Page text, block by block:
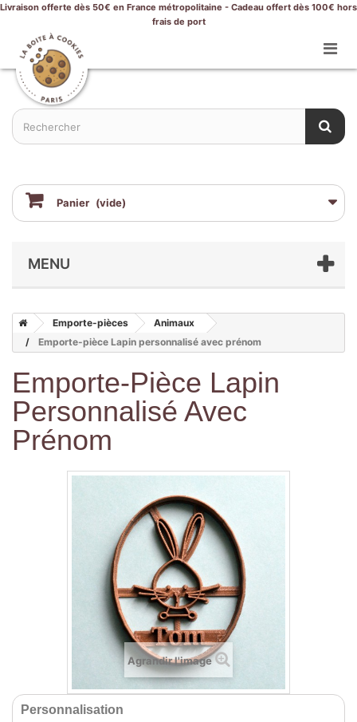
Livraison offerte dès 50€ en France métropolitaine - Cadeau offert dès 100€ hors
frais de port
Panier (vide)
MENU
Emporte-pièces
Animaux
Emporte-pièce Lapin personnalisé avec prénom
Emporte-Pièce Lapin
Personnalisé Avec
Prénom
Agrandir l'image
Personnalisation